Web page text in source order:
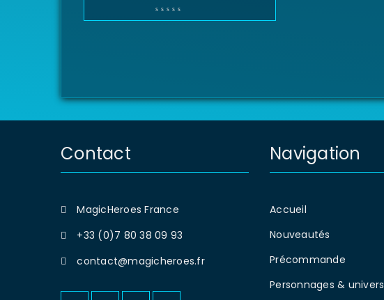
Contact
MagicHeroes France
+33 (0)7 80 38 09 93
contact@magicheroes.fr
Navigation
Accueil
Nouveautés
Précommande
Personnages & univers